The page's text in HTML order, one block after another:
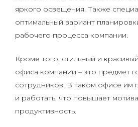
яркого освещения. Также
оптимальный вариант
рабочего процесса компании.
Кроме того, стильный и
офиса компании – это предмет
сотрудников. В таком офисе им
и работать, что повышает
продуктивность.